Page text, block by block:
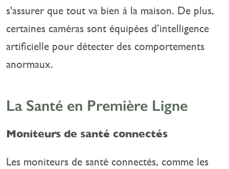
s'assurer que tout va bien à la maison. De plus,
certaines caméras sont équipées d’intelligence
artificielle pour détecter des comportements
anormaux.
La Santé en Première Ligne
Moniteurs de santé connectés
Les moniteurs de santé connectés, comme les